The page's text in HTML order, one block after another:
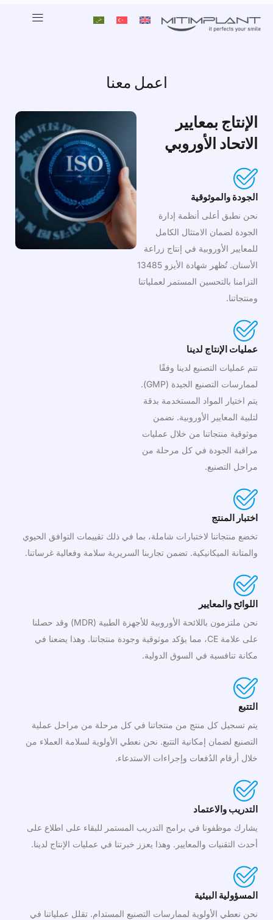
اعمل معنا
الإنتاج بمعايير
الاتحاد الأوروبي
الجودة والموثوقية
نحن نطبق أعلى أنظمة إدارة
الجودة لضمان الامتثال الكامل
للمعايير الأوروبية في إنتاج زراعة
الأسنان. تُظهر شهادة الأيزو 13485
التزامنا بالتحسين المستمر لعملياتنا
ومنتجاتنا.
عمليات الإنتاج لدينا
تتم عمليات التصنيع لدينا وفقًا
لممارسات التصنيع الجيدة (GMP).
يتم اختيار المواد المستخدمة بدقة
لتلبية المعايير الأوروبية. نضمن
موثوقية منتجاتنا من خلال عمليات
مراقبة الجودة في كل مرحلة من
مراحل التصنيع.
اختبار المنتج
تخضع منتجاتنا لاختبارات شاملة، بما في ذلك تقييمات التوافق الحيوي
والمتانة الميكانيكية. تضمن تجاربنا السريرية سلامة وفعالية غرساتنا.
اللوائح والمعايير
نحن ملتزمون باللائحة الأوروبية للأجهزة الطبية (MDR) وقد حصلنا
على علامة CE، مما يؤكد موثوقية وجودة منتجاتنا. وهذا يضعنا في
مكانة تنافسية في السوق الدولية.
التتبع
يتم تسجيل كل منتج من منتجاتنا في كل مرحلة من مراحل عملية
التصنيع لضمان إمكانية التتبع. نحن نعطي الأولوية لسلامة العملاء من
خلال أرقام الدُفعات وإجراءات الاستدعاء.
التدريب والاعتماد
يشارك موظفونا في برامج التدريب المستمر للبقاء على اطلاع على
أحدث التقنيات والمعايير. وهذا يعزز خبرتنا في عمليات الإنتاج لدينا.
المسؤولية البيئية
نحن نعطي الأولوية لممارسات التصنيع المستدام. تقلل عملياتنا في